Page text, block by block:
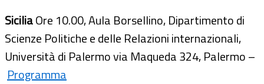
SiciliaOre 10.00, Aula Borsellino, Dipartimento di
Scienze Politiche e delle Relazioni internazionali,
Università di Palermo via Maqueda 324, Palermo –
Programma